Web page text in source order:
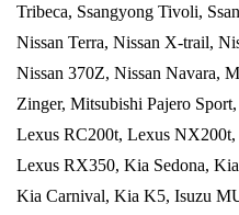
Tribeca, Ssangyong Tivoli,
Nissan Terra, Nissan X-trail,
Nissan 370Z, Nissan Navara,
Zinger, Mitsubishi Pajero
Lexus RC200t, Lexus
Lexus RX350, Kia Sedona,
Kia Carnival, Kia K5, Isuzu